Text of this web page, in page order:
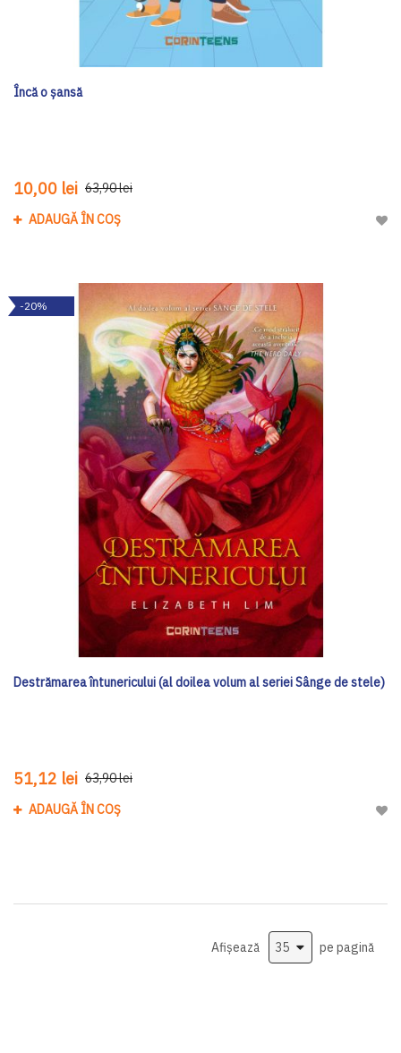
Încă o șansă
10,00 lei 63,90 lei
ADAUGĂ ÎN COȘ
-20%
Destrămarea întunericului (al doilea volum al seriei Sânge de stele)
51,12 lei 63,90 lei
ADAUGĂ ÎN COȘ
Afișează pe pagină